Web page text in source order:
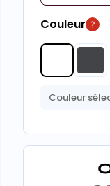
Couleur
Couleur